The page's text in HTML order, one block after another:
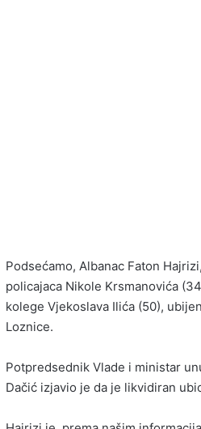
Podsećamo, Albanac Faton
policajaca Nikole Krsmanovića
kolege Vjekoslava Ilića (50),
Loznice.
Potpredsednik Vlade i ministar
Dačić izjavio je da je likvidiran